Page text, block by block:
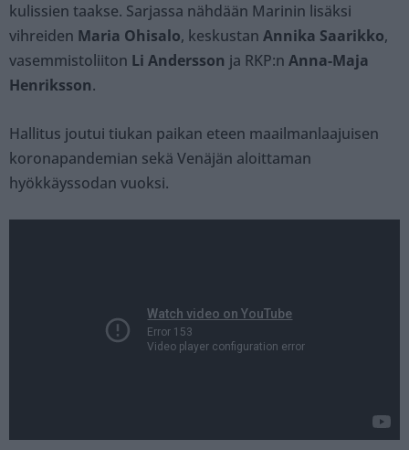
kulissien taakse. Sarjassa nähdään Marinin lisäksi
vihreiden Maria Ohisalo, keskustan Annika Saarikko,
vasemmistoliiton Li Andersson ja RKP:n Anna-Maja
Henriksson.
Hallitus joutui tiukan paikan eteen maailmanlaajuisen
koronapandemian sekä Venäjän aloittaman
hyökkäyssodan vuoksi.